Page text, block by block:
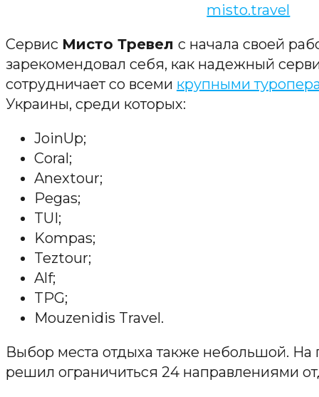
misto.travel
Сервис Мисто Тревел с начала своей
зарекомендовал себя, как надежный
сотрудничает со всеми крупными
Украины, среди которых:
JoinUp;
Coral;
Anextour;
Pegas;
TUI;
Kompas;
Teztour;
Alf;
TPG;
Mouzenidis Travel.
Выбор места отдыха также небольшой. На
решил ограничиться 24 направлениями